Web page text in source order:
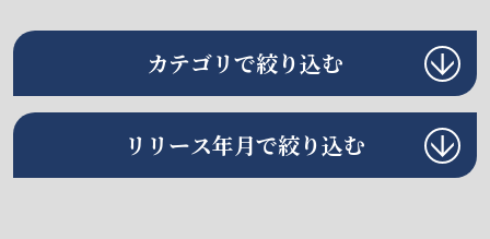
カテゴリで絞り込む
リリース年月で絞り込む